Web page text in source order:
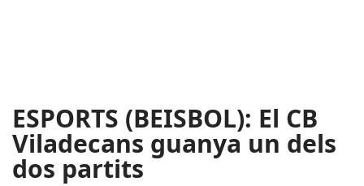
ESPORTS (BEISBOL): El CB
Viladecans guanya un dels
dos partits